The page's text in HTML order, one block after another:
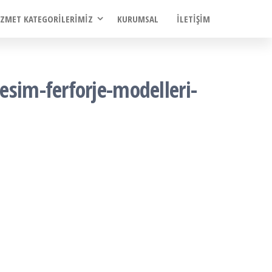
KATEGORILERIMIZ KURUMSAL İLETIŞIM
ferforje-modelleri-